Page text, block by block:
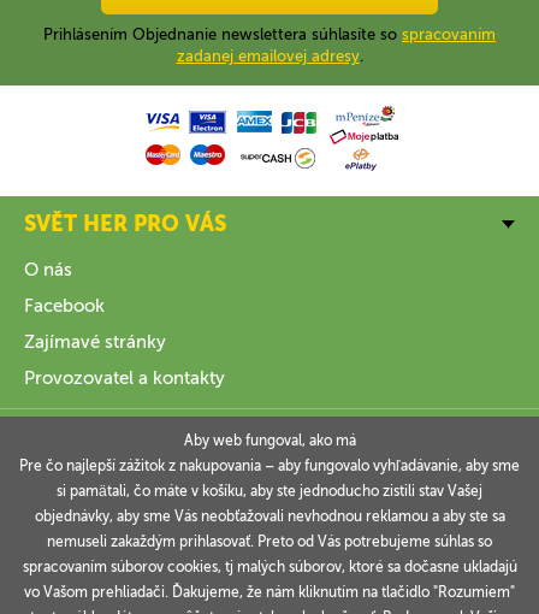
Prihlásením Objednanie newslettera súhlasíte so spracovaním
zadanej emailovej adresy.
SVĚT HER PRO VÁS
O nás
Facebook
Zajímavé stránky
Provozovatel a kontakty
INFORMACE
VAŠE OBJEDNÁVKY
Aby web fungoval, ako má
Pre čo najlepší zážitok z nakupovania – aby fungovalo vyhľadávanie, aby sme
si pamätali, čo máte v košíku, aby ste jednoducho zistili stav Vašej
objednávky, aby sme Vás neobťažovali nevhodnou reklamou a aby ste sa
nemuseli zakaždým prihlasovať. Preto od Vás potrebujeme súhlas so
spracovaním súborov cookies, tj malých súborov, ktoré sa dočasne ukladajú
vo Vašom prehliadači. Ďakujeme, že nám kliknutím na tlačidlo "Rozumiem"